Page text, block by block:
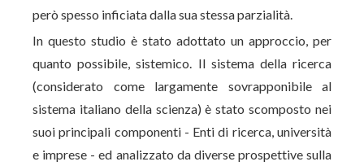
però spesso inficiata dalla sua stessa parzialità.
In questo studio è stato adottato un approccio, per
quanto possibile, sistemico. Il sistema della ricerca
(considerato come largamente sovrapponibile al
sistema italiano della scienza) è stato scomposto nei
suoi principali componenti - Enti di ricerca, università
e imprese - ed analizzato da diverse prospettive sulla